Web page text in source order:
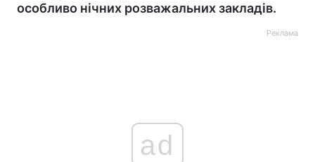
особливо нічних розважальних закладів.
Реклама
ad